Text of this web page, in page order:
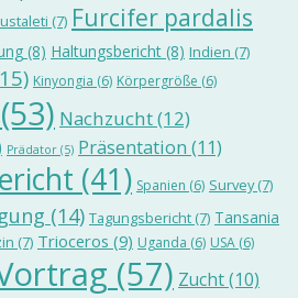
(7) Furcifer pardalis
(8) Haltungsbericht (8) Indien (7)
Kinyongia (6) Körpergröße (6)
(53) Nachzucht(12)
Prädator (5) Präsentation (11)
(41) Spanien (6) Survey(7)
(14) Tagungsbericht (7) Tansania
(7) Trioceros (9) Uganda (6) USA (6)
(57) Zucht(10)